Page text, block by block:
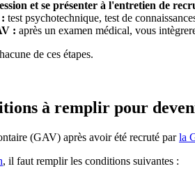
et se présenter à l'entretien de
test psychotechnique, test de
: après un examen médical, vous
de ces étapes.
à remplir pour
(GAV) après avoir été recruté parla
, il faut remplir les conditions suivantes :